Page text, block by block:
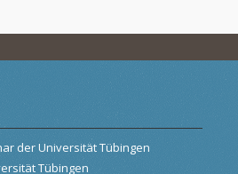
der Universität Tübingen
Tübingen